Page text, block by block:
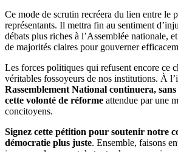
Ce mode de scrutin recréera du lien entre le
représentants. Il mettra fin au sentiment
débats plus riches à l’Assemblée nationale,
de majorités claires pour gouverner
Les forces politiques qui refusent encore ce
véritables fossoyeurs de nos institutions. À
Rassemblement National continuera,
cette volonté de réforme attendue par une
concitoyens.
Signez cette pétition pour soutenir notre
démocratie plus juste. Ensemble, faisons